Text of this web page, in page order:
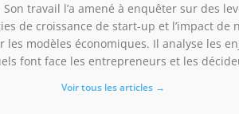
travail l’a amené à enquêter sur des
de croissance de start-up et l’impact de
les modèles économiques. Il analyse les
font face les entrepreneurs et les
Voir tous les articles →